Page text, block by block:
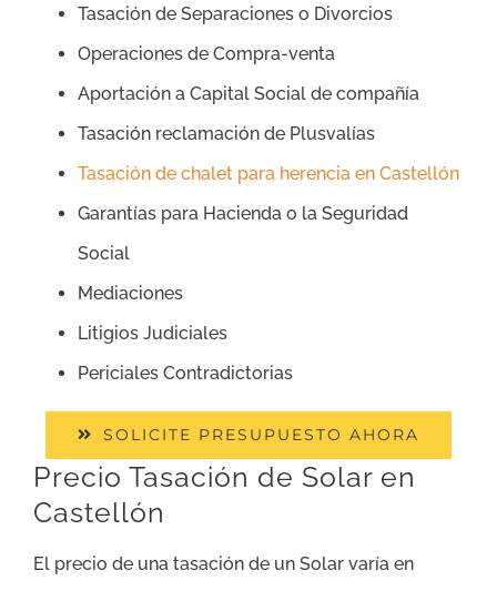
Tasación de Separaciones o Divorcios
Operaciones de Compra-venta
Aportación a Capital Social de compañía
Tasación reclamación de Plusvalías
Tasación de chalet para herencia en Castellón
Garantías para Hacienda o la Seguridad
Social
Mediaciones
Litigios Judiciales
Periciales Contradictorias
SOLICITE PRESUPUESTO AHORA
Precio Tasación de Solar en
Castellón
El precio de una tasación de un Solar varía en